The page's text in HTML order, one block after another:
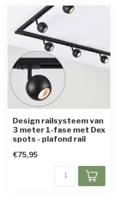
Design railsysteem van
3 meter 1-fase met Dex
spots - plafond rail
€75,95